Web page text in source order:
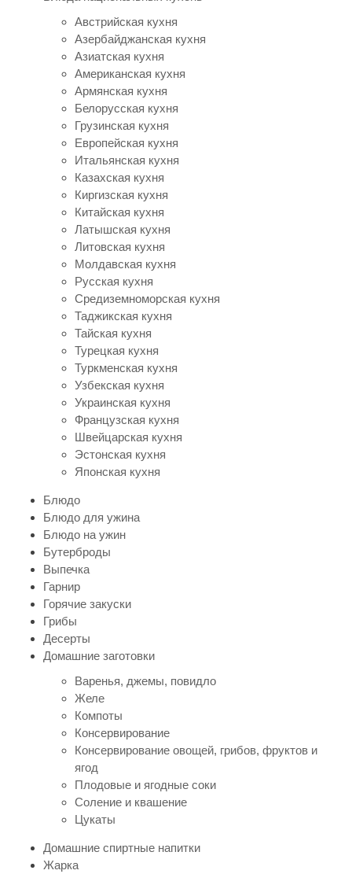
Австрийская кухня
Азербайджанская кухня
Азиатская кухня
Американская кухня
Армянская кухня
Белорусская кухня
Грузинская кухня
Европейская кухня
Итальянская кухня
Казахская кухня
Киргизская кухня
Китайская кухня
Латышская кухня
Литовская кухня
Молдавская кухня
Русская кухня
Средиземноморская кухня
Таджикская кухня
Тайская кухня
Турецкая кухня
Туркменская кухня
Узбекская кухня
Украинская кухня
Французская кухня
Швейцарская кухня
Эстонская кухня
Японская кухня
Блюдо
Блюдо для ужина
Блюдо на ужин
Бутерброды
Выпечка
Гарнир
Горячие закуски
Грибы
Десерты
Домашние заготовки
Варенья, джемы, повидло
Желе
Компоты
Консервирование
Консервирование овощей, грибов, фруктов и
ягод
Плодовые и ягодные соки
Соление и квашение
Цукаты
Домашние спиртные напитки
Жарка